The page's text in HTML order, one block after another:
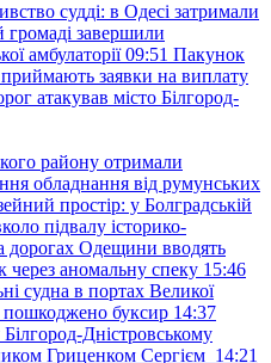
судді: в Одесі затримали
громаді завершили
амбулаторії 09:51 Пакунок
заявки на виплату
атакував місто Білгород-
району отримали
обладнання від румунських
простір: у Болградській
підвалу історико-
дорогах Одещини вводять
через аномальну спеку 15:46
судна в портах Великої
пошкоджено буксир 14:37
Білгород-Дністровському
Гриценком Сергієм 14:21